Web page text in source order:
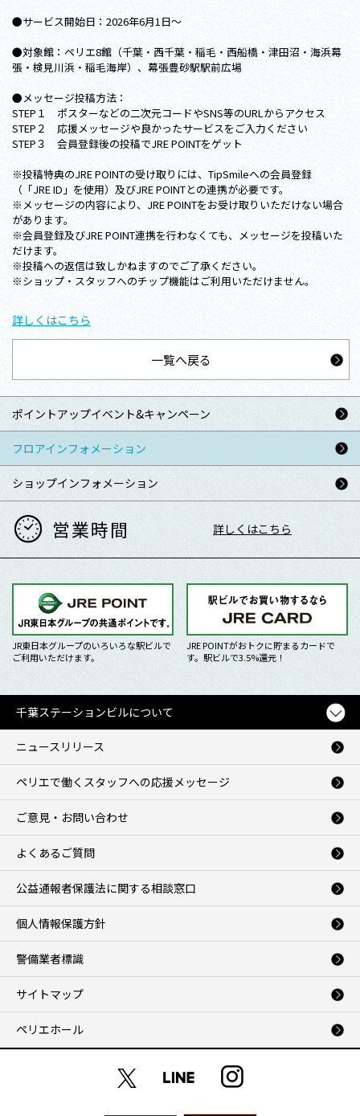
●サービス開始日：2026年6月1日～
●対象館：ペリエ8館（千葉・西千葉・稲毛・西船橋・津田沼・海浜幕
張・検見川浜・稲毛海岸）、幕張豊砂駅駅前広場
●メッセージ投稿方法：
STEP１ ポスターなどの二次元コードやSNS等のURLからアクセス
STEP２ 応援メッセージや良かったサービスをご入力ください
STEP３ 会員登録後の投稿でJRE POINTをゲット
※投稿特典のJRE POINTの受け取りには、TipSmileへの会員登録
（「JRE ID」を使用）及びJRE POINTとの連携が必要です。
※メッセージの内容により、JRE POINTをお受け取りいただけない場合
があります。
※会員登録及びJRE POINT連携を行わなくても、メッセージを投稿いた
だけます。
※投稿への返信は致しかねますのでご了承ください。
※ショップ・スタッフへのチップ機能はご利用いただけません。
詳しくはこちら
一覧へ戻る
ポイントアップイベント&キャンペーン
フロアインフォメーション
ショップインフォメーション
営業時間 詳しくはこちら
JR東日本グループのいろいろな駅ビルで
ご利用いただけます。
JRE POINTがおトクに貯まるカードで
す。駅ビルで3.5%還元！
千葉ステーションビルについて
ニュースリリース
ペリエで働くスタッフへの応援メッセージ
ご意見・お問い合わせ
よくあるご質問
公益通報者保護法に関する相談窓口
個人情報保護方針
警備業者標識
サイトマップ
ペリエホール